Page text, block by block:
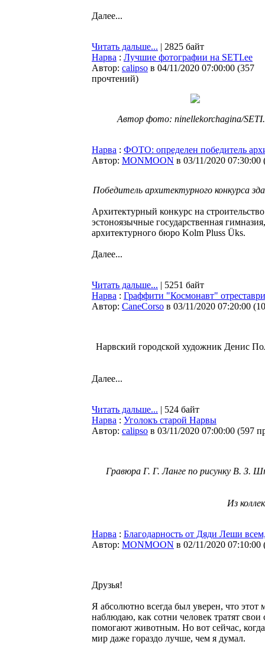
Далее...
Читать дальше... | 2825 байт
Нарва : Лучшие фотографии на SETI.ee
Автор: calipso в 04/11/2020 07:00:00 (357
прочтений)
Автор фото: ninellekorchagina/
Нарва : ФОТО: определен победитель
Автор: MONMOON в 03/11/2020 07:30:00
Победитель архитектурного конкурса
Архитектурный конкурс на
эстоноязычные государственная
архитектурного бюро Kolm Pluss Üks.
Далее...
Читать дальше... | 5251 байт
Нарва : Граффити "Космонавт"
Автор: CaneCorso в 03/11/2020 07:20:00 (
Нарвский городской художник Денис
Далее...
Читать дальше... | 524 байт
Нарва : Уголокъ старой Нарвы
Автор: calipso в 03/11/2020 07:00:00 (597
Гравюра Г. Г. Ланге по рисунку В. З.
Из
Нарва : Благодарность от Дяди Леши
Автор: MONMOON в 02/11/2020 07:10:00
Друзья!
Я абсолютно всегда был уверен, что
наблюдаю, как сотни человек тратят
помогают животным. Но вот сейчас,
мир даже гораздо лучше, чем я думал.